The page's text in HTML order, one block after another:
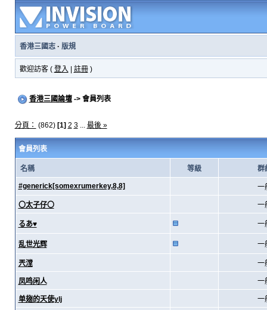
香港三國志· 版規
歡迎訪客 ( 登入 註冊)
香港三國論壇-> 會員列表
分頁： (862) [1] 2 3... 最後 »
會員列表
名稱 等級 群
#generick[somexrumerkey,8,8] 一
〇太子仔〇 一
るあ♥ 一
乱世光辉 一
兲漟 一
凤鸣闲人 一
单翅的天使ylj 一